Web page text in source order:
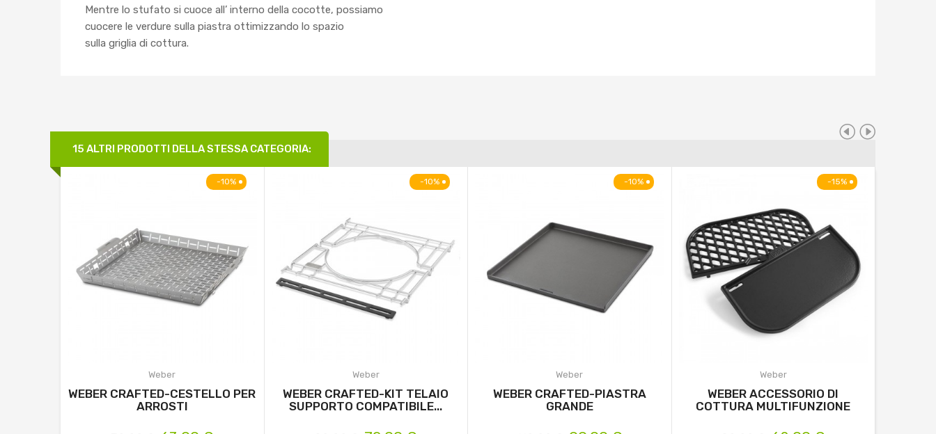
Mentre lo stufato si cuoce all’ interno della cocotte, possiamo
cuocere le verdure sulla piastra ottimizzando lo spazio
sulla griglia di cottura.
15 ALTRI PRODOTTI DELLA STESSA CATEGORIA:
-10%
Weber
WEBER CRAFTED-CESTELLO PER
ARROSTI
-10%
Weber
WEBER CRAFTED-KIT TELAIO
SUPPORTO COMPATIBILE...
-10%
Weber
WEBER CRAFTED-PIASTRA
GRANDE
-15%
Weber
WEBER ACCESSORIO DI
COTTURA MULTIFUNZIONE